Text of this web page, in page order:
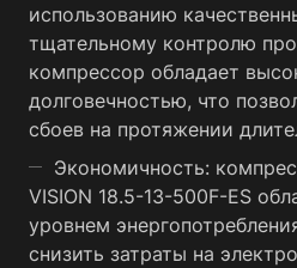
использованию
тщательному контролю
компрессор обладает
долговечностью, что
сбоев на протяжении
Экономичность:
VISION 18.5-13-500F-ES
уровнем
снизить затраты на